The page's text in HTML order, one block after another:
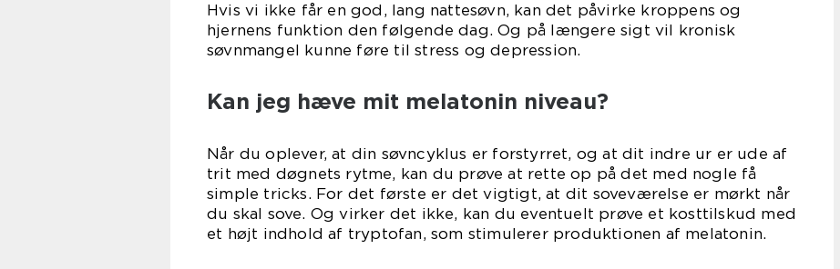
Hvis vi ikke får en god, lang nattesøvn, kan det påvirke kroppens og
hjernens funktion den følgende dag. Og på længere sigt vil kronisk
søvnmangel kunne føre til stress og depression.
Kan jeg hæve mit melatonin niveau?
Når du oplever, at din søvncyklus er forstyrret, og at dit indre ur er ude af
trit med døgnets rytme, kan du prøve at rette op på det med nogle få
simple tricks. For det første er det vigtigt, at dit soveværelse er mørkt når
du skal sove. Og virker det ikke, kan du eventuelt prøve et kosttilskud med
et højt indhold af tryptofan, som stimulerer produktionen af melatonin.